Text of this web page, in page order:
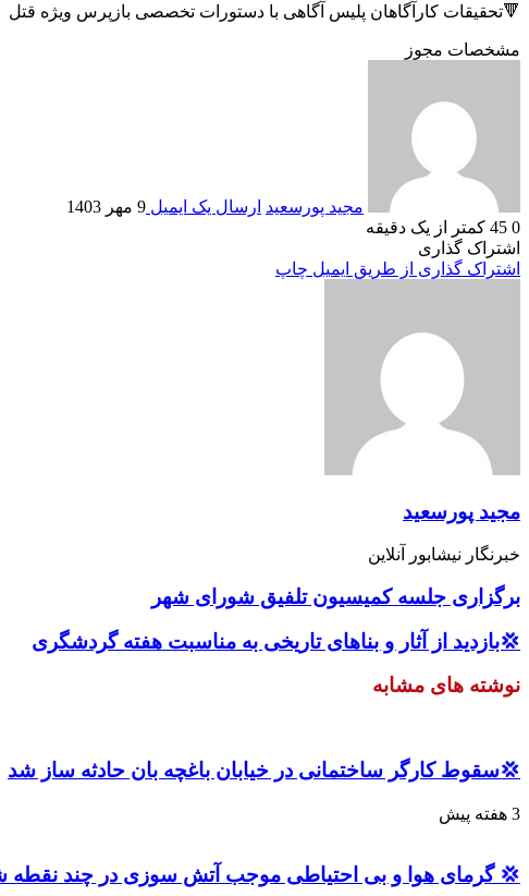
🔻تحقیقات کارآگاهان پلیس آگاهی با دستورات تخصصی بازپرس ویژه قتل از همسر ۶۳ ساله این زن
مشخصات مجوز
مجید پورسعید ارسال یک ایمیل 9 مهر 1403
0
کمتر از یک دقیقه
اشتراک گذاری
اشتراک گذاری از طریق ایمیل چاپ
مجید پورسعید
خبرنگار نیشابور آنلاین
برگزاری جلسه کمیسیون تلفیق شورای شهر
💢بازدید از آثار و بناهای تاریخی به مناسبت هفته گردشگری
نوشته های مشابه
💢سقوط کارگر ساختمانی در خیابان باغچه بان حادثه ساز شد
3 هفته پیش
💢 گرمای هوا و بی احتیاطی موجب آتش سوزی در چند